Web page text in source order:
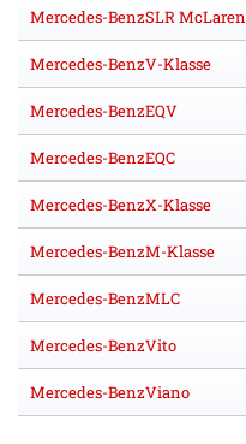
Mercedes-BenzSLR McLaren
Mercedes-BenzV-Klasse
Mercedes-BenzEQV
Mercedes-BenzEQC
Mercedes-BenzX-Klasse
Mercedes-BenzM-Klasse
Mercedes-BenzMLC
Mercedes-BenzVito
Mercedes-BenzViano